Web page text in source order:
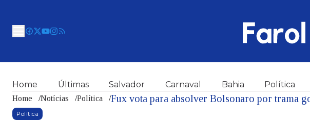
Home Últimas Salvador Carnaval Bahia Política
Home /Notícias /Política /
Política